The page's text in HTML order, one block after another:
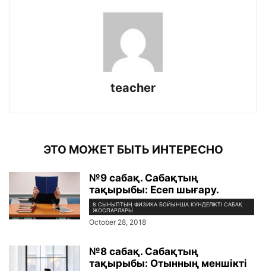
teacher
ЭТО МОЖЕТ БЫТЬ ИНТЕРЕСНО
№9 сабақ. Сабақтың
тақырыбы: Есеп шығару.
8 СЫНЫПТЫҢ ФИЗИКА БОЙЫНША КҮНДЕЛІКТІ САБАҚ
ЖОСПАРЛАРЫ
October 28, 2018
№8 сабақ. Сабақтың
тақырыбы: Отынның меншікті